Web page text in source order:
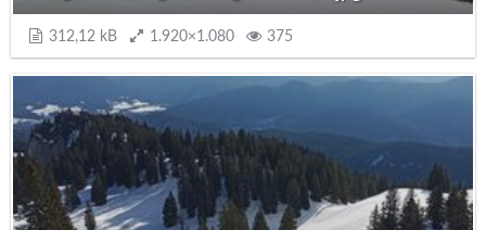
312,12 kB 1.920×1.080 375